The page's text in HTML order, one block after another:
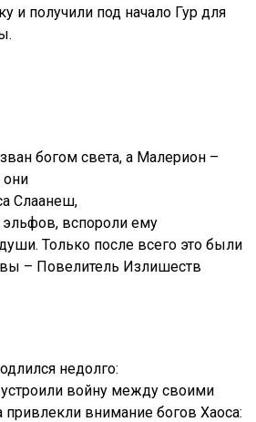
и получили под начало Гур для
богом света, а Малерион –
они
Слаанеш,
вспороли ему
Только после всего это были
– Повелитель Излишеств
недолго:
войну между своими
привлекли внимание богов Хаоса: